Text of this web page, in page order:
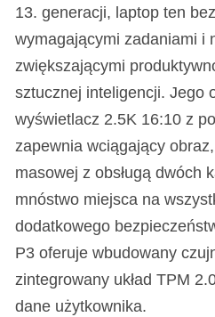
13. generacji, laptop ten
wymagającymi zadaniami i
zwiększającymi
sztucznej inteligencji. Jego
wyświetlacz 2.5K 16:10 z
zapewnia wciągający
masowej z obsługą dwóch
mnóstwo miejsca na
dodatkowego
P3 oferuje wbudowany
zintegrowany układ TPM
dane użytkownika.